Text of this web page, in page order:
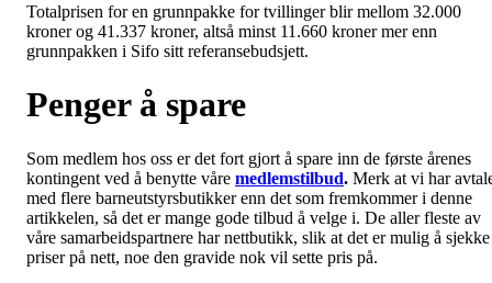
Totalprisen for en grunnpakke for tvillinger blir mellom 32.000
kroner og 41.337 kroner, altså minst 11.660 kroner mer enn
grunnpakken i Sifo sitt referansebudsjett.
Penger å spare
Som medlem hos oss er det fort gjort å spare inn de første årenes
kontingent ved å benytte våre medlemstilbud. Merk at vi har
med flere barneutstyrsbutikker enn det som fremkommer i denne
artikkelen, så det er mange gode tilbud å velge i. De aller fleste av
våre samarbeidspartnere har nettbutikk, slik at det er mulig å sjekke
priser på nett, noe den gravide nok vil sette pris på.